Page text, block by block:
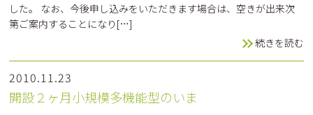
した。 なお、今後申し込みをいただきます場合は、空きが出来次
第ご案内することになり[…]
続きを読む
2010.11.23
開設２ヶ月小規模多機能型のいま